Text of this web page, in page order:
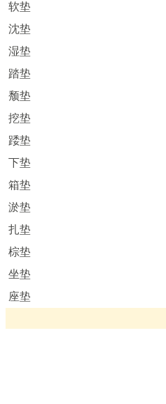
软垫
沈垫
湿垫
踏垫
颓垫
挖垫
踒垫
下垫
箱垫
淤垫
扎垫
棕垫
坐垫
座垫